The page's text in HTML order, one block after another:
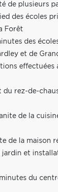
de plusieurs
des écoles
Forêt
des
et de
effectuées
rez-de-
de la
de la maison
jardin et
du